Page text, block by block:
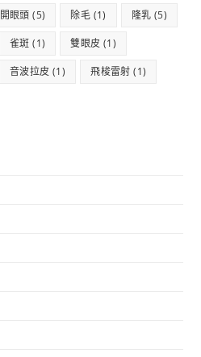
開眼頭 (5) 除毛 (1) 隆乳 (5)
雀斑 (1) 雙眼皮 (1)
音波拉皮 (1) 飛梭雷射 (1)